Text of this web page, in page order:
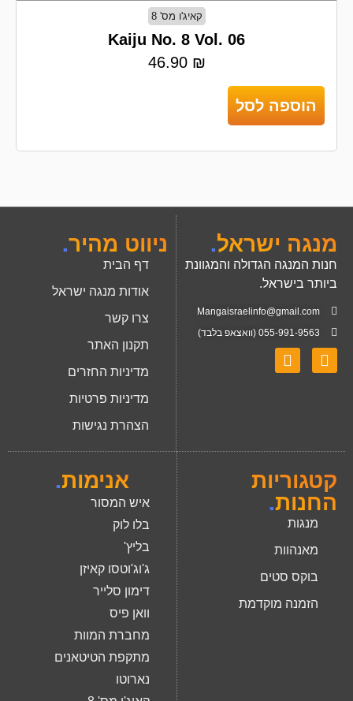
קאיג'ו מס' 8
Kaiju No. 8 Vol. 06
46.90 ₪
הוספה לסל
מנגה ישראל.
חנות המנגה הגדולה והמגוונת
ביותר בישראל.
Mangaisraelinfo@gmail.com
055-991-9563 (וואצאפ בלבד)
ניווט מהיר.
דף הבית
אודות מנגה ישראל
צרו קשר
תקנון האתר
מדיניות החזרים
מדיניות פרטיות
הצהרת נגישות
קטגוריות
החנות.
מנגות
מאנהוות
בוקס סטים
הזמנה מוקדמת
אנימות.
איש המסור
בלו לוק
בליץ'
ג'וג'וטסו קאיזן
דימון סלייר
וואן פיס
מחברת המוות
מתקפת הטיטאנים
נארוטו